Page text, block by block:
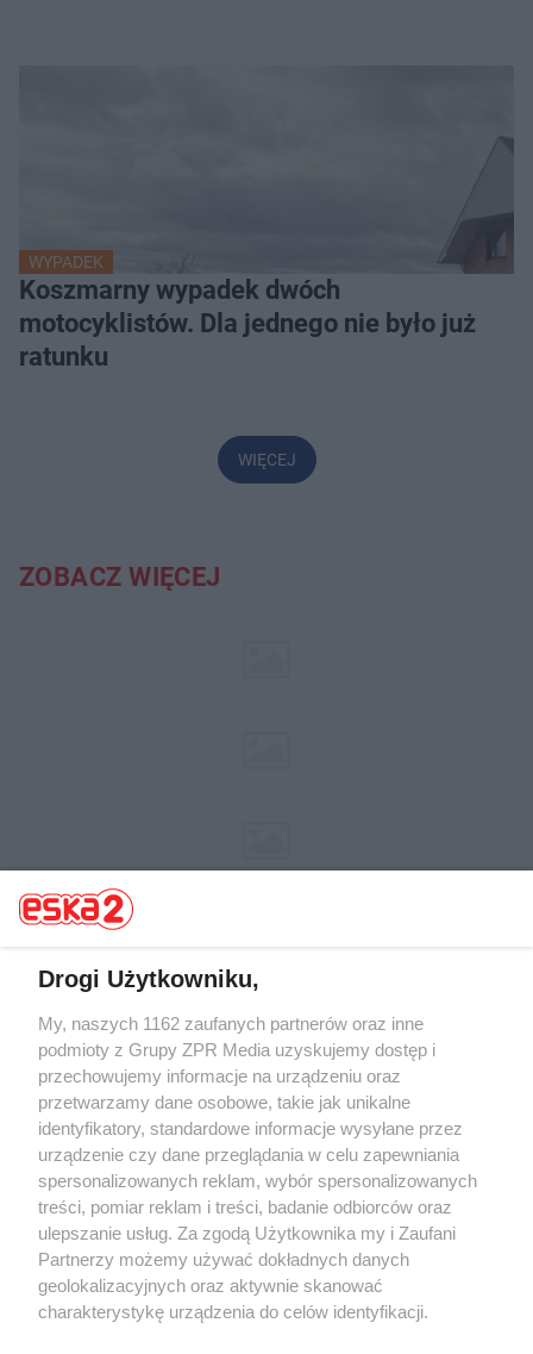
WYPADEK
Koszmarny wypadek dwóch
motocyklistów. Dla jednego nie było już
ratunku
WIĘCEJ
ZOBACZ WIĘCEJ
Żaden utwór zamieszczony w serwisie nie może być powielany i
rozpowszechniany lub dalej rozpowszechniany w jakikolwiek sposób (w
tym także elektroniczny lub mechaniczny) na jakimkolwiek polu
eksploatacji w jakiejkolwiek formie, włącznie z umieszczaniem w
Internecie bez pisemnej zgody właściciela praw. Jakiekolwiek użycie lub
wykorzystanie utworów w całości lub w części z naruszeniem prawa,
tzn. bez właściwej zgody, jest zabronione pod groźbą kary i może być
ścigane prawnie.
Drogi Użytkowniku,
My, naszych 1162 zaufanych partnerów oraz inne
podmioty z Grupy ZPR Media uzyskujemy dostęp i
przechowujemy informacje na urządzeniu oraz
przetwarzamy dane osobowe, takie jak unikalne
identyfikatory, standardowe informacje wysyłane przez
urządzenie czy dane przeglądania w celu zapewniania
spersonalizowanych reklam, wybór spersonalizowanych
treści, pomiar reklam i treści, badanie odbiorców oraz
ulepszanie usług. Za zgodą Użytkownika my i Zaufani
Partnerzy możemy używać dokładnych danych
geolokalizacyjnych oraz aktywnie skanować
charakterystykę urządzenia do celów identyfikacji.